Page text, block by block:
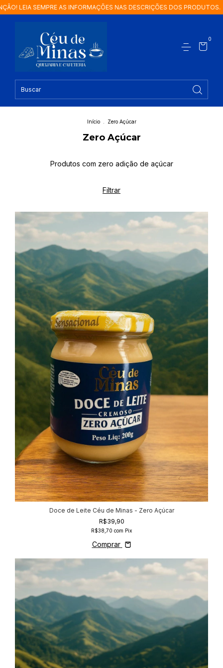
INFORMAÇÕES NAS DESCRIÇÕES DOS PRODUTOS. ATENÇÃO! LEIA
0
Início Zero Açúcar
Zero Açúcar
Produtos com zero adição de açúcar
Filtrar
Doce de Leite Céu de Minas - Zero Açúcar
R$39,90
R$38,70 com Pix
Comprar